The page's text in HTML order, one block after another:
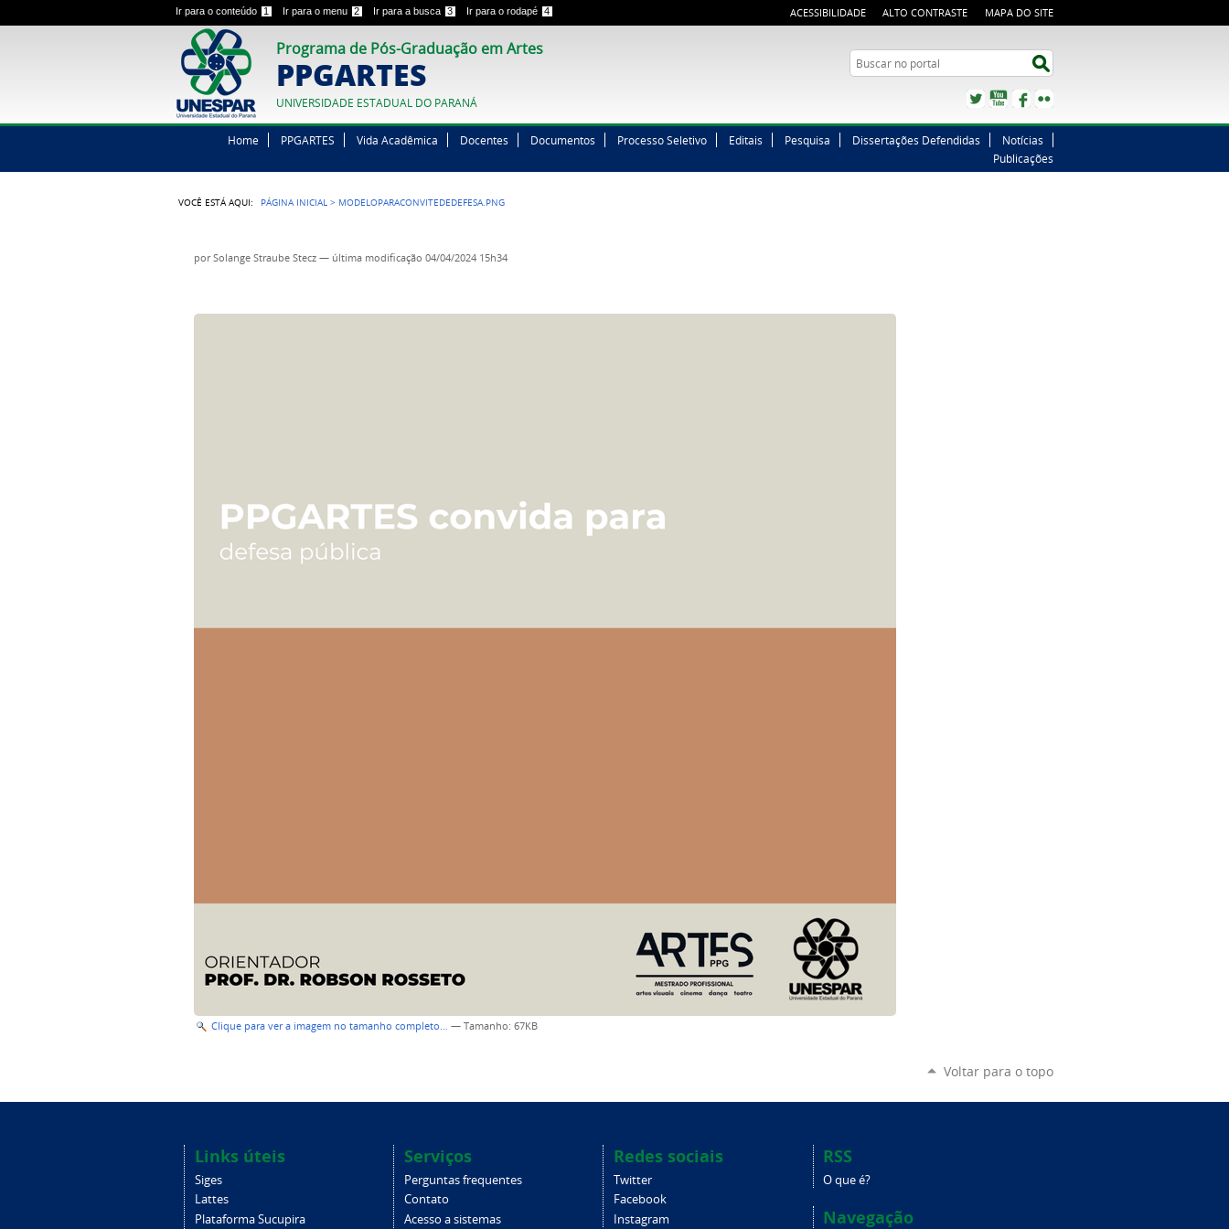
Ir para o conteúdo 1 Ir para o menu 2 Ir para a busca 3 Ir para o rodapé 4 ACESSIBILIDADE ALTO CONTRASTE MAPA DO SITE
Programa de Pós-Graduação em Artes
PPGARTES
UNIVERSIDADE ESTADUAL DO PARANÁ
Buscar no portal
TwitterYouTubeFacebook
Home PPGARTES Vida Acadêmica Docentes Documentos Processo Seletivo Editais Pesquisa Dissertações Defendidas
Notícias
Publicações
VOCÊ ESTÁ AQUI: PÁGINA INICIAL > MODELOPARACONVITEDEDEFESA.PNG
porSolange Straube Stecz— última modificação 04/04/2024 15h34
Clique para ver a imagem no tamanho completo… — Tamanho: 67KB
Voltar para o topo
Links úteis
Siges
Lattes
Plataforma Sucupira
Serviços
Perguntas frequentes
Contato
Acesso a sistemas
Redes sociais
Twitter
Facebook
Instagram
RSS
O que é?
Navegação